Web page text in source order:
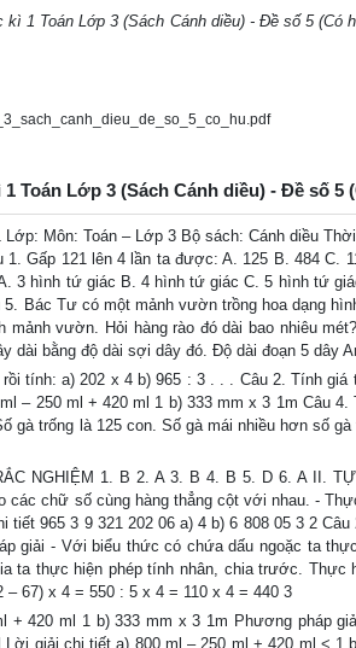
kì 1 Toán Lớp 3 (Sách Cánh diều) - Đề số 5 (Có
Toán Lớp 3 (Sách Cánh diều) - Đề số
Môn: Toán – Lớp 3 Bộ sách: Cánh diều
Gấp 121 lên 4 lần ta được: A. 125 B. 484 C.
3 hình tứ giác B. 4 hình tứ giác C. 5 hình tứ
5. Bác Tư có một mảnh vườn trồng hoa dạng
mảnh vườn. Hỏi hàng rào đó dài bao nhiêu
dài bằng độ dài sợi dây đó. Độ dài đoạn 5 dây
tính: a) 202 x 4 b) 965 : 3 . . . Câu 2. Tính
– 250 ml + 420 ml 1 b) 333 mm x 3 1m Câu
gà trống là 125 con. Số gà mái nhiều hơn số
NGHIỆM 1. B 2. A 3. B 4. B 5. D 6. A II.
các chữ số cùng hàng thẳng cột với nhau. -
tiết 965 3 9 321 202 06 a) 4 b) 6 808 05 3 2
giải - Với biểu thức có chứa dấu ngoặc ta
ta thực hiện phép tính nhân, chia trước.
– 67) x 4 = 550 : 5 x 4 = 110 x 4 = 440 3
+ 420 ml 1 b) 333 mm x 3 1m Phương pháp
giải chi tiết a) 800 ml – 250 ml + 420 ml < 1